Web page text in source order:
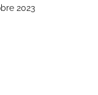
2023